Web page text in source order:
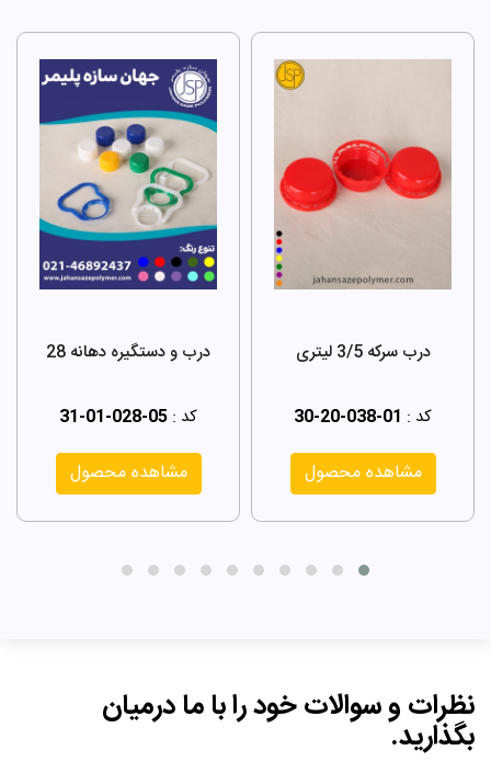
درب سرکه 3/5 لیتری
کد : 30-20-038-01
مشاهده محصول
درب و دستگیره دهانه 28
کد : 31-01-028-05
مشاهده محصول
نظرات و سوالات خود را با ما درمیان
بگذارید.